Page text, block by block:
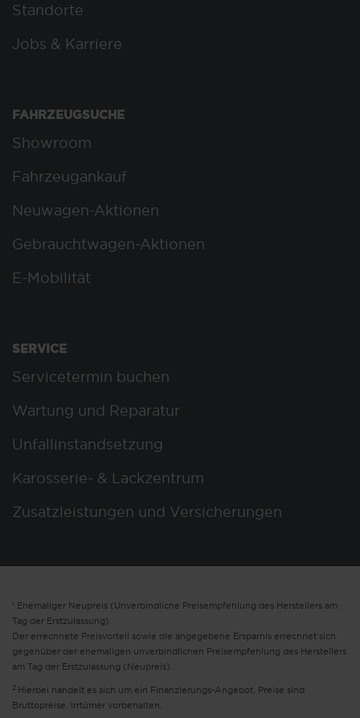
Standorte
Jobs & Karriere
FAHRZEUGSUCHE
Showroom
Fahrzeugankauf
Neuwagen-Aktionen
Gebrauchtwagen-Aktionen
E-Mobilität
SERVICE
Servicetermin buchen
Wartung und Reparatur
Unfallinstandsetzung
Karosserie- & Lackzentrum
Zusatzleistungen und Versicherungen
1 Ehemaliger Neupreis (Unverbindliche Preisempfehlung des Herstellers am
Tag der Erstzulassung).
Der errechnete Preisvorteil sowie die angegebene Ersparnis errechnet sich
gegenüber der ehemaligen unverbindlichen Preisempfehlung des Herstellers
am Tag der Erstzulassung (Neupreis).
2 Hierbei handelt es sich um ein Finanzierungs-Angebot. Preise sind
Bruttopreise. Irrtümer vorbehalten.